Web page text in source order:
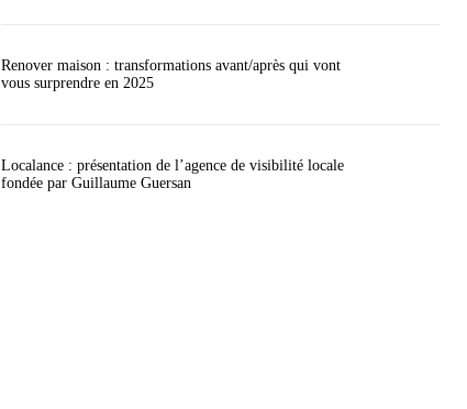
Renover maison : transformations avant/après qui vont
vous surprendre en 2025
Localance : présentation de l’agence de visibilité locale
fondée par Guillaume Guersan